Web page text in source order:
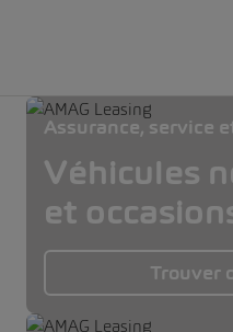
Assurance, service
Véhicules
et
Trouver